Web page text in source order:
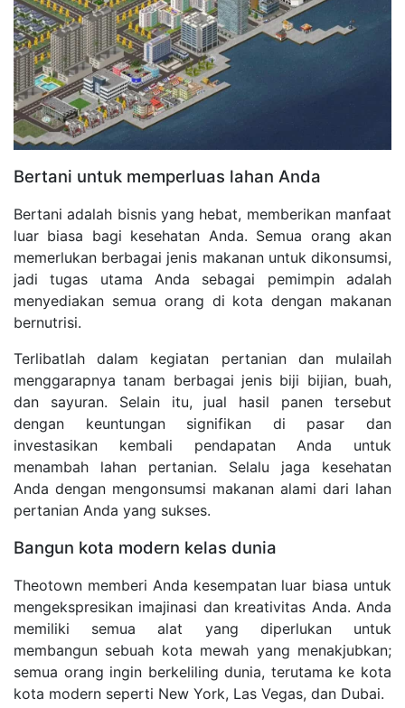
Bertani untuk memperluas lahan Anda
Bertani adalah bisnis yang hebat, memberikan manfaat
luar biasa bagi kesehatan Anda. Semua orang akan
memerlukan berbagai jenis makanan untuk dikonsumsi,
jadi tugas utama Anda sebagai pemimpin adalah
menyediakan semua orang di kota dengan makanan
bernutrisi.
Terlibatlah dalam kegiatan pertanian dan mulailah
menggarapnya tanam berbagai jenis biji bijian, buah,
dan sayuran. Selain itu, jual hasil panen tersebut
dengan keuntungan signifikan di pasar dan
investasikan kembali pendapatan Anda untuk
menambah lahan pertanian. Selalu jaga kesehatan
Anda dengan mengonsumsi makanan alami dari lahan
pertanian Anda yang sukses.
Bangun kota modern kelas dunia
Theotown memberi Anda kesempatan luar biasa untuk
mengekspresikan imajinasi dan kreativitas Anda. Anda
memiliki semua alat yang diperlukan untuk
membangun sebuah kota mewah yang menakjubkan;
semua orang ingin berkeliling dunia, terutama ke kota
kota modern seperti New York, Las Vegas, dan Dubai.